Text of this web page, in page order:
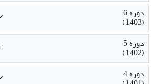
دوره 6
(1403)
دوره 5
(1402)
دوره 4